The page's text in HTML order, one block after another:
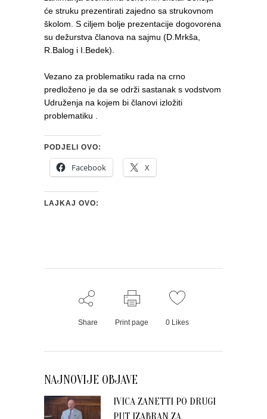
će struku prezentirati zajedno sa strukovnom
školom. S ciljem bolje prezentacije dogovorena
su dežurstva članova na sajmu (D.Mrkša,
R.Balog i I.Bedek).
Vezano za problematiku rada na crno
predloženo je da se održi sastanak s vodstvom
Udruženja na kojem bi članovi izložiti
problematiku .
PODJELI OVO:
Facebook X
LAJKAJ OVO:
Share Print page 0 Likes
NAJNOVIJE OBJAVE
IVICA ZANETTI PO DRUGI
PUT IZABRAN ZA